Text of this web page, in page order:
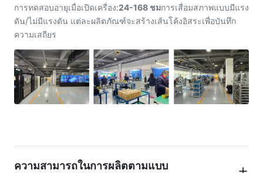
การทดสอบอายุเมื่อเปิดเครื่อง:24-168 ชมการเสื่อมสภาพแบบมีแรง
ดัน/ไม่มีแรงดัน แต่ละผลิตภัณฑ์จะสร้างเส้นโค้งอิสระเพื่อบันทึก
ความเสถียร
ความสามารถในการผลิตตามแบบ